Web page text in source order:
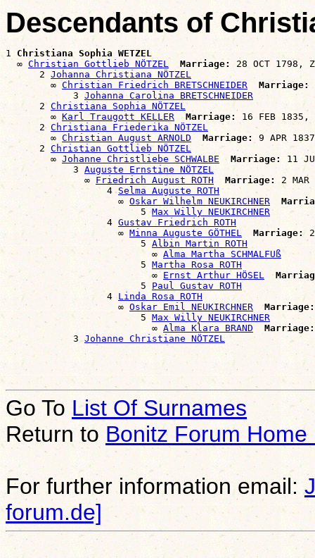
Descendants of
1 Christiana Sophia WETZEL
  ∞
Christian Gottlieb NÖTZEL Marriage:
28 OCT 1798,
      2
Johanna Christiana NÖTZEL
        ∞
Christian Friedrich BRETSCHNEIDER Marriage:
            3
Johanna Carolina BRETSCHNEIDER
      2
Christiana Sophia NÖTZEL
        ∞
Karl Traugott KELLER Marriage:
16 FEB 1835,
      2
Christiana Friederika NÖTZEL
        ∞
Christian August ARNOLD Marriage:
9 APR
      2
Christian Gottlieb NÖTZEL
        ∞
Johanne Christliebe SCHWALBE Marriage:
11
            3
Auguste Ernstine NÖTZEL
              ∞
Friedrich August ROTH Marriage:
2
                  4
Selma Auguste ROTH
                    ∞
Oskar Wilhelm NEUKIRCHNER
                        5
Max Willy NEUKIRCHNER
                  4
Gustav Friedrich ROTH
                    ∞
Minna Auguste GÖTHEL Marriage:
                        5
Albin Martin ROTH
                          ∞
Alma Martha SCHMALFUß
                        5
Martha Rosa ROTH
                          ∞
Ernst Arthur HÖSEL
                        5
Paul Gustav ROTH
                  4
Linda Rosa ROTH
                    ∞
Oskar Emil NEUKIRCHNER
Marriage:
                        5
Max Willy NEUKIRCHNER
                          ∞
Alma Klara BRAND
Marriage:
            3
Johanne Christiane NÖTZEL
Go To List Of Surnames
Return to Bonitz Forum Home
For further information email:
forum.de]